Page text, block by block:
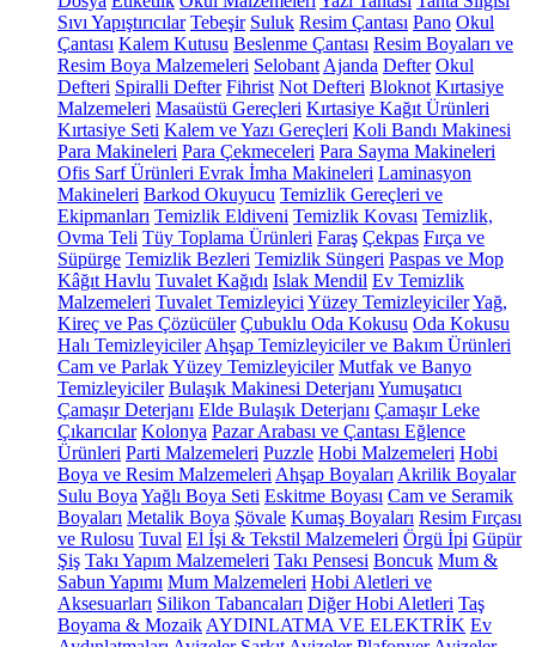
Sıvı Yapıştırıcılar Tebeşir Suluk Resim Çantası Pano Okul
Çantası Kalem Kutusu Beslenme Çantası Resim Boyaları ve
Resim Boya Malzemeleri Selobant Ajanda Defter Okul
Defteri Spiralli Defter Fihrist Not Defteri Bloknot Kırtasiye
Malzemeleri Masaüstü Gereçleri Kırtasiye Kağıt Ürünleri
Kırtasiye Seti Kalem ve Yazı Gereçleri Koli Bandı Makinesi
Para Makineleri Para Çekmeceleri Para Sayma Makineleri
Ofis Sarf Ürünleri Evrak İmha Makineleri Laminasyon
Makineleri Barkod Okuyucu Temizlik Gereçleri ve
Ekipmanları Temizlik Eldiveni Temizlik Kovası Temizlik,
Ovma Teli Tüy Toplama Ürünleri Faraş Çekpas Fırça ve
Süpürge Temizlik Bezleri Temizlik Süngeri Paspas ve Mop
Kâğıt Havlu Tuvalet Kağıdı Islak Mendil Ev Temizlik
Malzemeleri Tuvalet Temizleyici Yüzey TemizleyicilerYağ,
Kireç ve Pas Çözücüler Çubuklu Oda Kokusu Oda Kokusu
Halı Temizleyiciler Ahşap Temizleyiciler ve Bakım Ürünleri
Cam ve Parlak Yüzey Temizleyiciler Mutfak ve Banyo
Temizleyiciler Bulaşık Makinesi Deterjanı Yumuşatıcı
Çamaşır Deterjanı Elde Bulaşık Deterjanı Çamaşır Leke
Çıkarıcılar Kolonya Pazar Arabası ve Çantası Eğlence
Ürünleri Parti Malzemeleri Puzzle Hobi Malzemeleri Hobi
Boya ve Resim Malzemeleri Ahşap Boyaları Akrilik Boyalar
Sulu Boya Yağlı Boya Seti Eskitme Boyası Cam ve Seramik
Boyaları Metalik Boya Şövale Kumaş Boyaları Resim Fırçası
ve Rulosu Tuval El İşi & Tekstil Malzemeleri Örgü İpi Güpür
Şiş Takı Yapım Malzemeleri Takı Pensesi Boncuk Mum &
Sabun Yapımı Mum Malzemeleri Hobi Aletleri ve
Aksesuarları Silikon Tabancaları Diğer Hobi Aletleri Taş
Boyama & Mozaik AYDINLATMA VE ELEKTRİK Ev